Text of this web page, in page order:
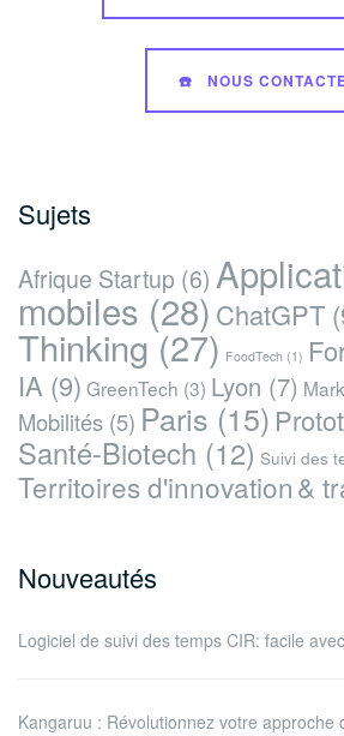
marketing »
☎️ NOUS
Sujets
Afrique Startup (6)
mobiles (28) ChatGPT
Thinking(27) FoodTech (1)
IA (9) GreenTech (3) Lyon (7)
Mobilités (5) Paris (15)
Santé-Biotech (12) Suivi des
Territoires d'innovation &
Nouveautés
Logiciel de suivi des temps CIR: facile
Kangaruu : Révolutionnez votre approche